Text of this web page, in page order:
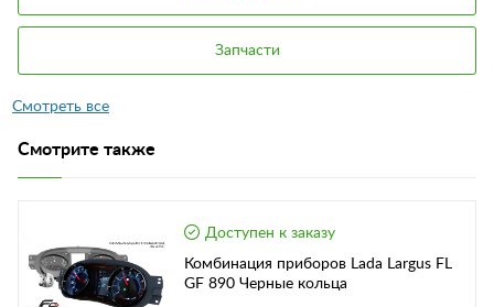
Запчасти
Смотрите также
Доступен к заказу
Комбинация приборов Lada Largus FL
GF 890 Черные кольца